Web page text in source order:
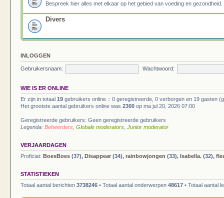
Bespreek hier alles met elkaar op het gebied van voeding en gezondheid.
Divers
INLOGGEN
Gebruikersnaam: Wachtwoord:
WIE IS ER ONLINE
Er zijn in totaal 19 gebruikers online :: 0 geregistreerde, 0 verborgen en 19 gasten
Het grootste aantal gebruikers online was 2300 op ma jul 20, 2026 07:00
Geregistreerde gebruikers: Geen geregistreerde gebruikers
Legenda: Beheerders Globale moderators Junior moderator
VERJAARDAGEN
Proficiat: BoesBoes (37), Disappear (34), rainbowjongen (33), Isabella. (32),
STATISTIEKEN
Totaal aantal berichten 3738246 • Totaal aantal onderwerpen 48617 • Totaal aantal